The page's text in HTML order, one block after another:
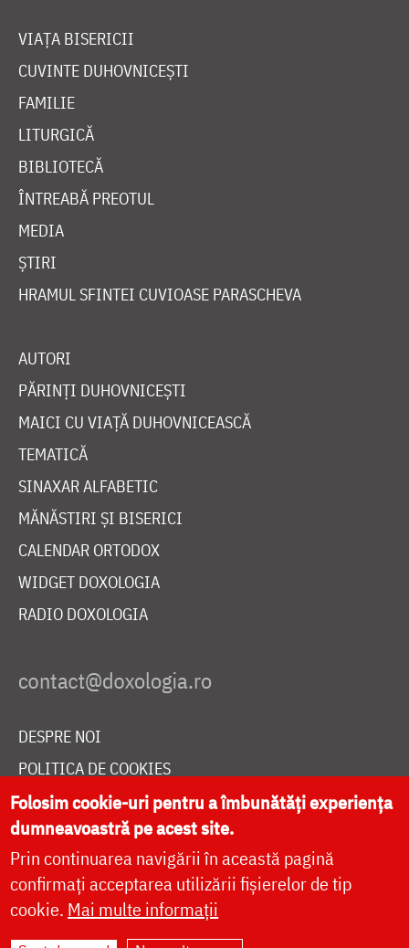
VIAȚA BISERICII
CUVINTE DUHOVNICEȘTI
FAMILIE
LITURGICĂ
BIBLIOTECĂ
ÎNTREABĂ PREOTUL
MEDIA
ȘTIRI
HRAMUL SFINTEI CUVIOASE PARASCHEVA
AUTORI
PĂRINȚI DUHOVNICEȘTI
MAICI CU VIAȚĂ DUHOVNICEASCĂ
TEMATICĂ
SINAXAR ALFABETIC
MĂNĂSTIRI ȘI BISERICI
CALENDAR ORTODOX
WIDGET DOXOLOGIA
RADIO DOXOLOGIA
DESPRE NOI
POLITICA DE COOKIES
DONEAZĂ ONLINE PENTRU CATEDRALA NAȚIONALĂ
LIVE
Folosim cookie-uri pentru a îmbunătăți experiența
dumneavoastră pe acest site.
Prin continuarea navigării în această pagină
confirmați acceptarea utilizării fișierelor de tip
cookie. Mai multe informații